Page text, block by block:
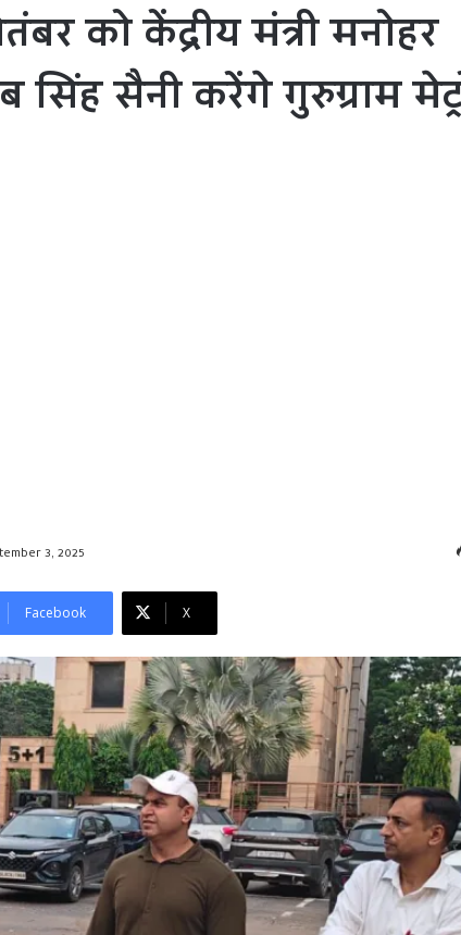
को केंद्रीय मंत्री मनोहर
सिंह सैनी करेंगे गुरुग्राम
3, 2025
Facebook X